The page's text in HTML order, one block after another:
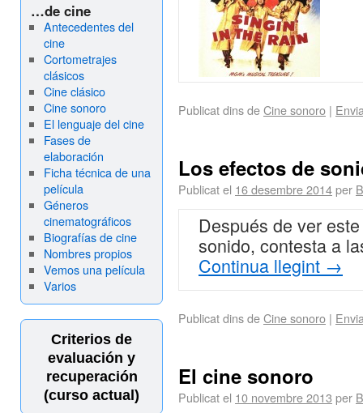
…de cine
Antecedentes del
cine
Cortometrajes
clásicos
Cine clásico
Cine sonoro
El lenguaje del cine
Fases de
elaboración
Ficha técnica de una
película
Géneros
cinematográficos
Biografías de cine
Nombres propios
Vemos una película
Varios
Criterios de
evaluación y
recuperación
(curso actual)
Publicat dins deCine sonoro |
Los efectos de
Publicat el 16 desembre 2014per
Después de ver
sonido, contesta a
Continua llegint →
Publicat dins deCine sonoro |
El cine sonoro
Publicat el 10 novembre 2013 per